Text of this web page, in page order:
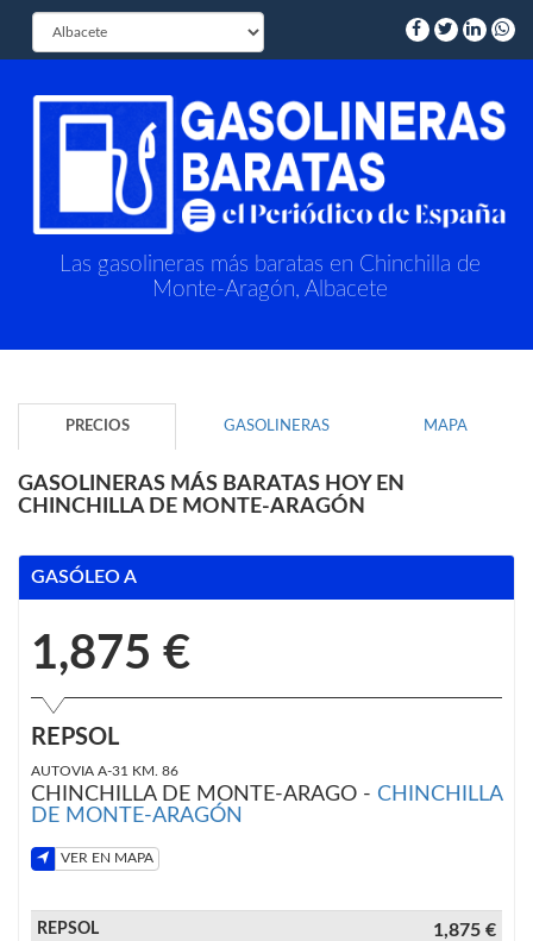
Las gasolineras más baratas en Chinchilla de
Monte-Aragón, Albacete
PRECIOS GASOLINERAS MAPA
GASOLINERAS MÁS BARATAS HOY EN
CHINCHILLA DE MONTE-ARAGÓN
GASÓLEO A
1,875 €
REPSOL
AUTOVIA A-31 KM. 86
CHINCHILLA DE MONTE-ARAGO - CHINCHILLA
DE MONTE-ARAGÓN
VER EN MAPA
REPSOL 1,875 €